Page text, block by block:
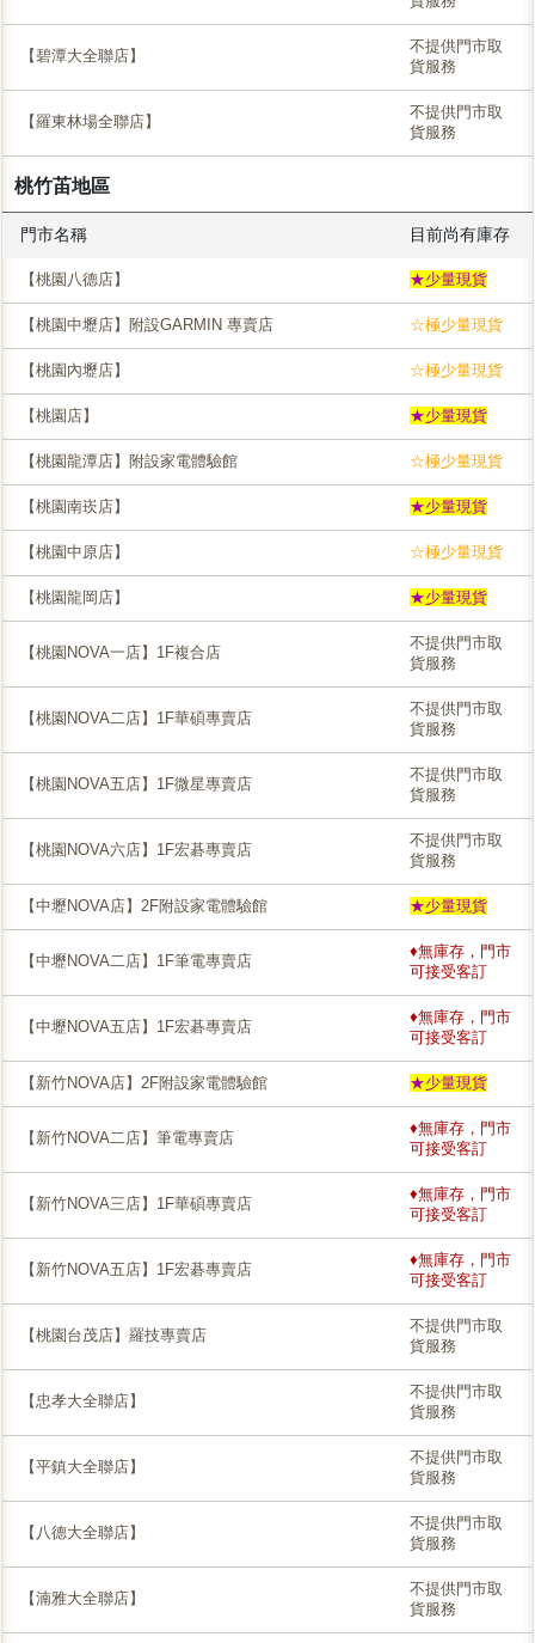
【碧潭大全聯店】
不提供門市取
貨服務
【羅東林場全聯店】
不提供門市取
貨服務
桃竹苖地區
門市名稱 目前尚有庫存
【桃園八德店】 ★少量現貨
【桃園中壢店】附設GARMIN 專賣店 ☆極少量現貨
【桃園內壢店】 ☆極少量現貨
【桃園店】 ★少量現貨
【桃園龍潭店】附設家電體驗館 ☆極少量現貨
【桃園南崁店】 ★少量現貨
【桃園中原店】 ☆極少量現貨
【桃園龍岡店】 ★少量現貨
【桃園NOVA一店】1F複合店
不提供門市取
貨服務
【桃園NOVA二店】1F華碩專賣店
不提供門市取
貨服務
【桃園NOVA五店】1F微星專賣店
不提供門市取
貨服務
【桃園NOVA六店】1F宏碁專賣店
不提供門市取
貨服務
【中壢NOVA店】2F附設家電體驗館 ★少量現貨
【中壢NOVA二店】1F筆電專賣店
♦無庫存，門市
可接受客訂
【中壢NOVA五店】1F宏碁專賣店
♦無庫存，門市
可接受客訂
【新竹NOVA店】2F附設家電體驗館 ★少量現貨
【新竹NOVA二店】筆電專賣店
♦無庫存，門市
可接受客訂
【新竹NOVA三店】1F華碩專賣店
♦無庫存，門市
可接受客訂
【新竹NOVA五店】1F宏碁專賣店
♦無庫存，門市
可接受客訂
【桃園台茂店】羅技專賣店
不提供門市取
貨服務
【忠孝大全聯店】
不提供門市取
貨服務
【平鎮大全聯店】
不提供門市取
貨服務
【八德大全聯店】
不提供門市取
貨服務
【湳雅大全聯店】
不提供門市取
貨服務